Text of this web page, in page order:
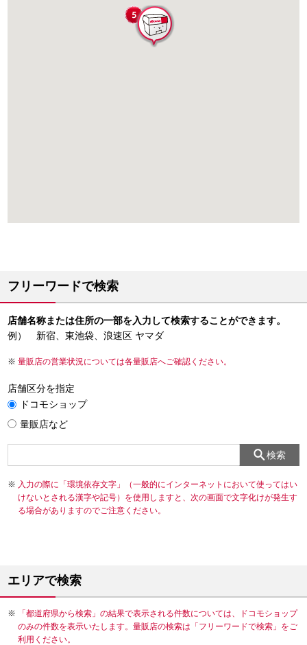
フリーワードで検索
店舗名称または住所の一部を入力して検索することができます。
例） 新宿、東池袋、浪速区 ヤマダ
量販店の営業状況については各量販店へご確認ください。
店舗区分を指定
ドコモショップ
量販店など
検索
入力の際に「環境依存文字」（一般的にインターネットにおいて使ってはい
けないとされる漢字や記号）を使用しますと、次の画面で文字化けが発生す
る場合がありますのでご注意ください。
エリアで検索
「都道府県から検索」の結果で表示される件数については、ドコモショップ
のみの件数を表示いたします。量販店の検索は「フリーワードで検索」をご
利用ください。